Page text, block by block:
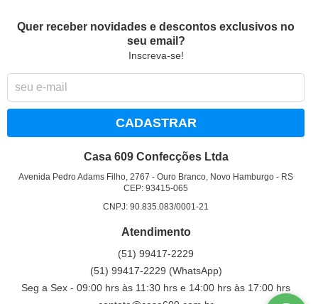
Quer receber novidades e descontos exclusivos no
seu email?
Inscreva-se!
CADASTRAR
Casa 609 Confecções Ltda
Avenida Pedro Adams Filho, 2767 -Ouro Branco, Novo Hamburgo - RS
CEP: 93415-065
CNPJ: 90.835.083/0001-21
Atendimento
(51) 99417-2229
(51) 99417-2229 (WhatsApp)
Seg a Sex - 09:00 hrs às 11:30 hrs e 14:00 hrs às 17:00 hrs